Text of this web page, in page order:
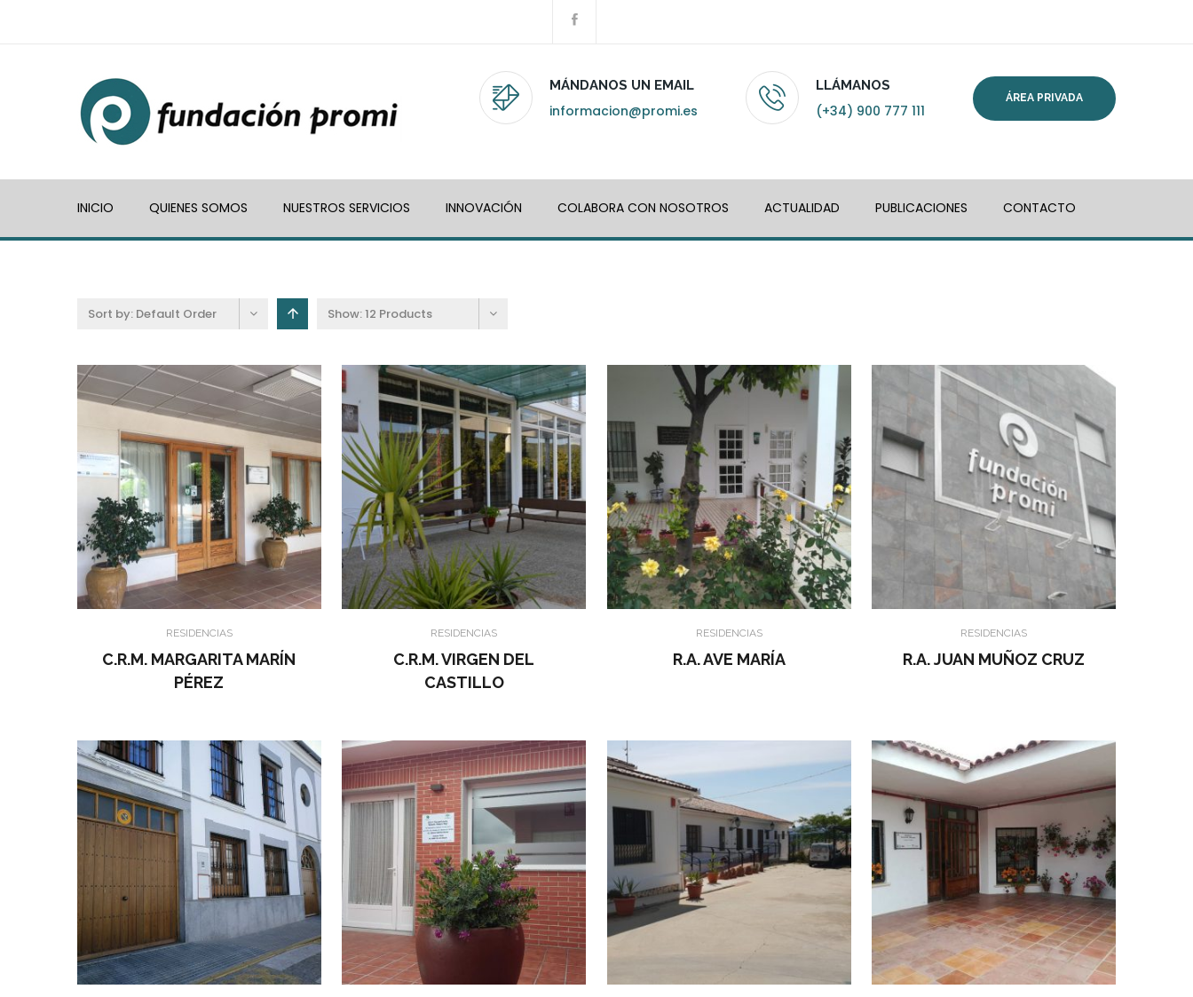
MÁNDANOS UN EMAIL
informacion@promi.es
LLÁMANOS
(+34) 900 777 111
ÁREA PRIVADA
INICIO QUIENES SOMOS NUESTROS SERVICIOS INNOVACIÓN COLABORA CON NOSOTROS ACTUALIDAD PUBLICACIONES CONTACTO
Sort by: Default Order Show:12 Products
RESIDENCIAS
C.R.M. MARGARITA MARÍN
PÉREZ
RESIDENCIAS
C.R.M. VIRGEN DEL
CASTILLO
RESIDENCIAS
R.A. AVE MARÍA
RESIDENCIAS
R.A. JUAN MUÑOZ CRUZ